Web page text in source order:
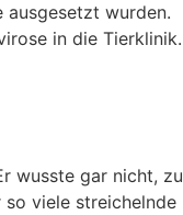
ausgesetzt wurden.
in die Tierklinik.
wusste gar nicht, zu
so viele streichelnde